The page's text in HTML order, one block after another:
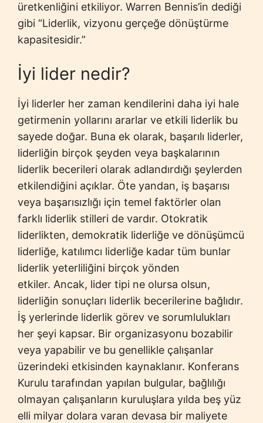
üretkenliğini etkiliyor. Warren Bennis’in dediği
gibi “Liderlik, vizyonu gerçeğe dönüştürme
kapasitesidir.”
İyi lider nedir?
İyi liderler her zaman kendilerini daha iyi hale
getirmenin yollarını ararlar ve etkili liderlik bu
sayede doğar. Buna ek olarak, başarılı liderler,
liderliğin birçok şeyden veya başkalarının
liderlik becerileri olarak adlandırdığı şeylerden
etkilendiğini açıklar. Öte yandan, iş başarısı
veya başarısızlığı için temel faktörler olan
farklı liderlik stilleri de vardır. Otokratik
liderlikten, demokratik liderliğe ve dönüşümcü
liderliğe, katılımcı liderliğe kadar tüm bunlar
liderlik yeterliliğini birçok yönden
etkiler. Ancak, lider tipi ne olursa olsun,
liderliğin sonuçları liderlik becerilerine bağlıdır.
İş yerlerinde liderlik görev ve sorumlulukları
her şeyi kapsar. Bir organizasyonu bozabilir
veya yapabilir ve bu genellikle çalışanlar
üzerindeki etkisinden kaynaklanır. Konferans
Kurulu tarafından yapılan bulgular, bağlılığı
olmayan çalışanların kuruluşlara yılda beş yüz
elli milyar dolara varan devasa bir maliyete